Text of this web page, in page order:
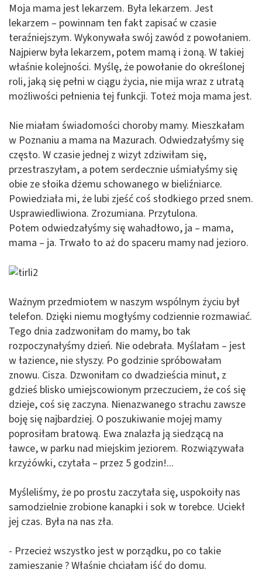
Moja mama jest lekarzem. Była lekarzem. Jest
lekarzem – powinnam ten fakt zapisać w czasie
teraźniejszym. Wykonywała swój zawód z powołaniem.
Najpierw była lekarzem, potem mamą i żoną. W takiej
właśnie kolejności. Myślę, że powołanie do określonej
roli, jaką się pełni w ciągu życia, nie mija wraz z utratą
możliwości pełnienia tej funkcji. Toteż moja mama jest.
Nie miałam świadomości choroby mamy. Mieszkałam
w Poznaniu a mama na Mazurach. Odwiedzałyśmy się
często. W czasie jednej z wizyt zdziwiłam się,
przestraszyłam, a potem serdecznie uśmiałyśmy się
obie ze słoika dżemu schowanego w bieliźniarce.
Powiedziała mi, że lubi zjeść coś słodkiego przed snem.
Usprawiedliwiona. Zrozumiana. Przytulona.
Potem odwiedzałyśmy się wahadłowo, ja – mama,
mama – ja. Trwało to aż do spaceru mamy nad jezioro.
Ważnym przedmiotem w naszym wspólnym życiu był
telefon. Dzięki niemu mogłyśmy codziennie rozmawiać.
Tego dnia zadzwoniłam do mamy, bo tak
rozpoczynałyśmy dzień. Nie odebrała. Myślałam – jest
w łazience, nie słyszy. Po godzinie spróbowałam
znowu. Cisza. Dzwoniłam co dwadzieścia minut, z
gdzieś blisko umiejscowionym przeczuciem, że coś się
dzieje, coś się zaczyna. Nienazwanego strachu zawsze
boję się najbardziej. O poszukiwanie mojej mamy
poprosiłam bratową. Ewa znalazła ją siedzącą na
ławce, w parku nad miejskim jeziorem. Rozwiązywała
krzyżówki, czytała – przez 5 godzin!...
Myśleliśmy, że po prostu zaczytała się, uspokoiły nas
samodzielnie zrobione kanapki i sok w torebce. Uciekł
jej czas. Była na nas zła.
- Przecież wszystko jest w porządku, po co takie
zamieszanie ? Właśnie chciałam iść do domu.